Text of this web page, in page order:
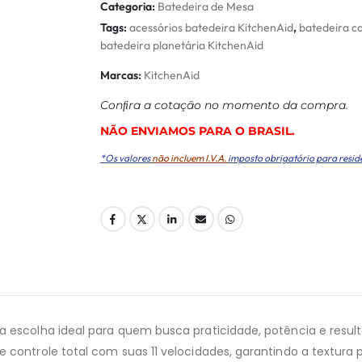
Categoria: Batedeira de Mesa
Tags: acessórios batedeira KitchenAid, batedeira
batedeira planetária KitchenAid
Marcas: KitchenAid
Conﬁra a cotação no momento da compra.
NÃO ENVIAMOS PARA O BRASIL.
*Os valoresnão incluem I.V.A. imposto obrigatório para
ideal para quem busca praticidade, potência e
total com suas 11 velocidades, garantindo a